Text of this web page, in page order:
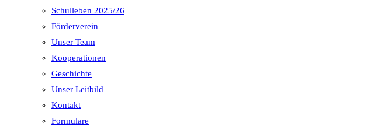
Schulleben 2025/26
Förderverein
Unser Team
Kooperationen
Geschichte
Unser Leitbild
Kontakt
Formulare